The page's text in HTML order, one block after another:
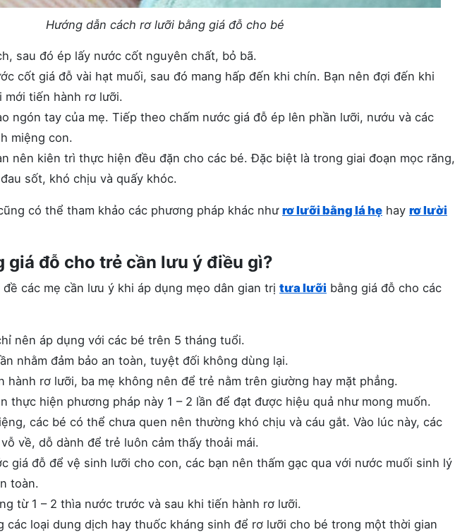
Hướng dẫn cách rơ lưỡi bằng giá đỗ cho bé
sau đó ép lấy nước cốt nguyên chất, bỏ bã.
cốt giá đỗ vài hạt muối, sau đó mang hấp đến khi chín. Bạn nên đợi đến khi
mới tiến hành rơ lưỡi.
ngón tay của mẹ. Tiếp theo chấm nước giá đỗ ép lên phần lưỡi, nướu và các
miệng con.
nên kiên trì thực hiện đều đặn cho các bé. Đặc biệt là trong giai đoạn mọc răng,
sốt, khó chịu và quấy khóc.
có thể tham khảo các phương pháp khác như rơ lưỡi bằng lá hẹ hay rơ lười
giá đỗ cho trẻ cần lưu ý điều gì?
các mẹ cần lưu ý khi áp dụng mẹo dân gian trị tưa lưỡi bằng giá đỗ cho các
nên áp dụng với các bé trên 5 tháng tuổi.
nhằm đảm bảo an toàn, tuyệt đối không dùng lại.
hành rơ lưỡi, ba mẹ không nên để trẻ nằm trên giường hay mặt phẳng.
thực hiện phương pháp này 1 – 2 lần để đạt được hiệu quả như mong muốn.
các bé có thể chưa quen nên thường khó chịu và cáu gắt. Vào lúc này, các
về, dỗ dành để trẻ luôn cảm thấy thoải mái.
giá đỗ để vệ sinh lưỡi cho con, các bạn nên thấm gạc qua với nước muối sinh lý
toàn.
từ 1 – 2 thìa nước trước và sau khi tiến hành rơ lưỡi.
các loại dung dịch hay thuốc kháng sinh để rơ lưỡi cho bé trong một thời gian